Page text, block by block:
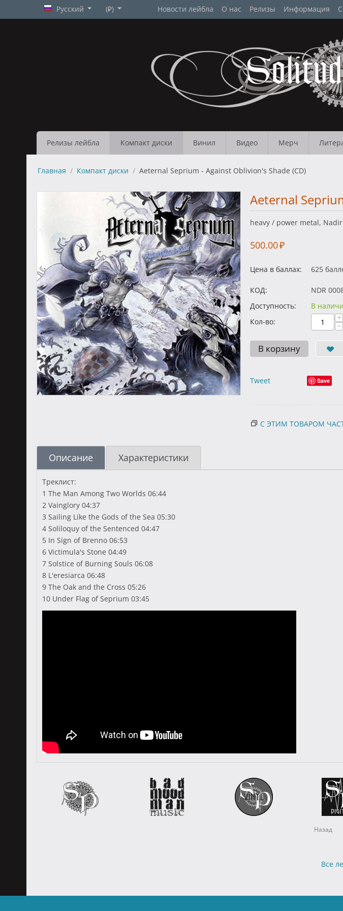
Русский (₽) Новости лейбла О нас Релизы Информация
Релизы лейбла Компакт диски Винил Видео Мерч
Главная / Компакт диски / Aeternal Seprium - Against Oblivion's Shade (CD)
Aeternal
heavy / power metal,
500.00₽
Цена в баллах: 625
КОД:
NDR
Доступность:
В
Кол-во:
+
−
В корзину
Tweet Save
С ЭТИМ ТОВАРОМ
Описание Характеристики
Треклист:
1 The Man Among Two Worlds 06:44
2 Vainglory 04:37
3 Sailing Like the Gods of the Sea 05:30
4 Soliloquy of the Sentenced 04:47
5 In Sign of Brenno 06:53
6 Victimula's Stone 04:49
7 Solstice of Burning Souls 06:08
8 L'eresiarca 06:48
9 The Oak and the Cross 05:26
10 Under Flag of Seprium 03:45
Назад
Все